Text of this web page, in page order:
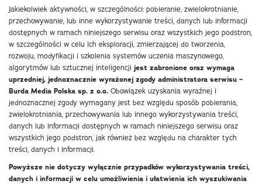
Jakiekolwiek aktywności, w szczególności: pobieranie, zwielokrotnianie,
przechowywanie, lub inne wykorzystywanie treści, danych lub informacji
dostępnych w ramach niniejszego serwisu oraz wszystkich jego podstron,
w szczególności w celu ich eksploracji, zmierzającej do tworzenia,
rozwoju, modyfikacji i szkolenia systemów uczenia maszynowego,
algorytmów lub sztucznej inteligencji jest zabronione oraz wymaga
uprzedniej, jednoznacznie wyrażonej zgody administratora serwisu –
Burda Media Polska sp. z o.o. Obowiązek uzyskania wyraźnej i
jednoznacznej zgody wymagany jest bez względu sposób pobierania,
zwielokrotniania, przechowywania lub innego wykorzystywania treści,
danych lub informacji dostępnych w ramach niniejszego serwisu oraz
wszystkich jego podstron, jak również bez względu na charakter tych
treści, danych i informacji.
Powyższe nie dotyczy wyłącznie przypadków wykorzystywania treści,
danych i informacji w celu umożliwienia i ułatwienia ich wyszukiwania